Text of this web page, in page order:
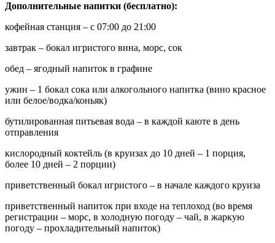
Дополнительные напитки (бесплатно):
кофейная станция – с 07:00 до 21:00
завтрак – бокал игристого вина, морс, сок
обед – ягодный напиток в графине
ужин – 1 бокал сока или алкогольного напитка (вино красное
или белое/водка/коньяк)
бутилированная питьевая вода – в каждой каюте в день
отправления
кислородный коктейль (в круизах до 10 дней – 1 порция,
более 10 дней – 2 порции)
приветственный бокал игристого – в начале каждого круиза
приветственный напиток при входе на теплоход (во время
регистрации – морс, в холодную погоду – чай, в жаркую
погоду – прохладительный напиток)